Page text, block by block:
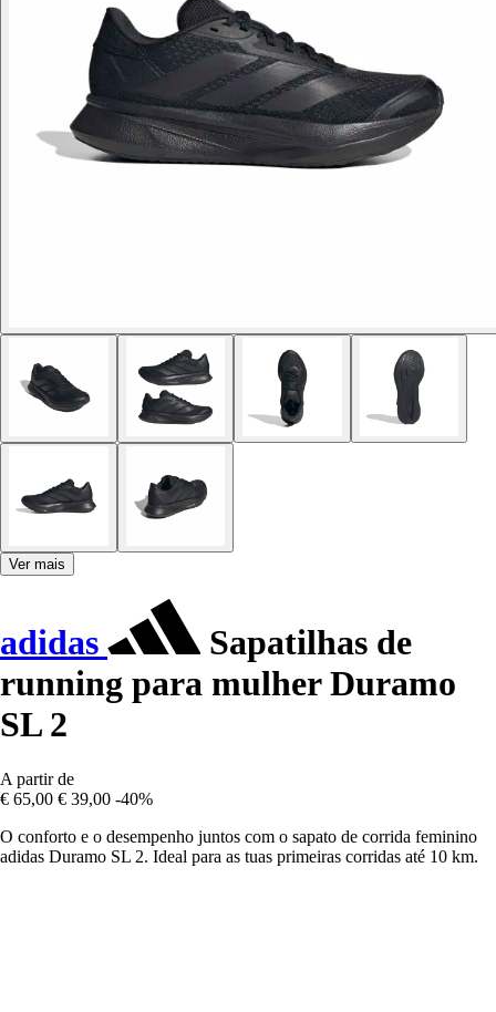
Ver mais
adidas
Sapatilhas de
running para mulher Duramo
SL 2
A partir de
€ 65,00 € 39,00 -40%
O conforto e o desempenho juntos com o sapato de corrida feminino
adidas Duramo SL 2. Ideal para as tuas primeiras corridas até 10 km.